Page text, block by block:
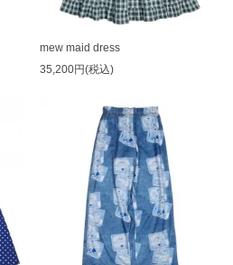
mew maid dress
35,200円(税込)